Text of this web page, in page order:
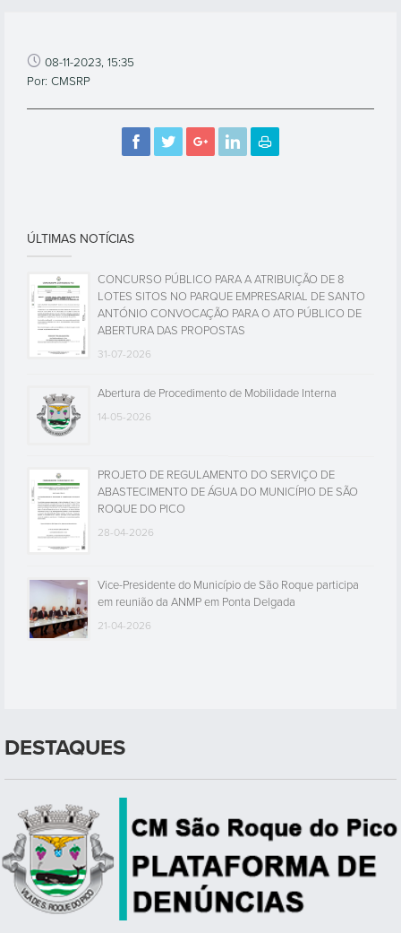
08-11-2023, 15:35
Por: CMSRP
ÚLTIMAS NOTÍCIAS
CONCURSO PÚBLICO PARA A ATRIBUIÇÃO DE 8
LOTES SITOS NO PARQUE EMPRESARIAL DE SANTO
ANTÓNIO CONVOCAÇÃO PARA O ATO PÚBLICO DE
ABERTURA DAS PROPOSTAS
31-07-2026
Abertura de Procedimento de Mobilidade Interna
14-05-2026
PROJETO DE REGULAMENTO DO SERVIÇO DE
ABASTECIMENTO DE ÁGUA DO MUNICÍPIO DE SÃO
ROQUE DO PICO
28-04-2026
Vice-Presidente do Município de São Roque participa
em reunião da ANMP em Ponta Delgada
21-04-2026
DESTAQUES